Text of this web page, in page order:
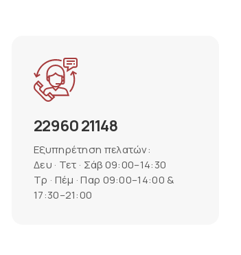
22960 21148
Εξυπηρέτηση πελατών:
Δευ · Τετ · Σάβ 09:00–14:30
Τρ · Πέμ · Παρ 09:00–14:00 &
17:30–21:00